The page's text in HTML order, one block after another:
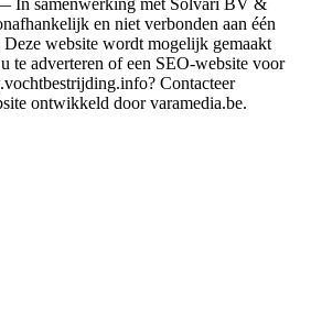
In samenwerking met Solvari BV &
en niet verbonden aan één
website wordt mogelijk gemaakt
te adverteren of een SEO-website voor
Contacteer
ontwikkeld door varamedia.be.